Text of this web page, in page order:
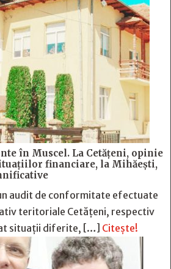
în Muscel. La Cetăţeni, opinie
financiare, la Mihăeşti,
audit de conformitate efectuate
teritoriale Cetățeni, respectiv
situații diferite, […] Citește!